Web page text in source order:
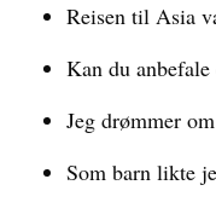
Reisen til Asia
Kan du
Jeg drømmer
Som barn likte